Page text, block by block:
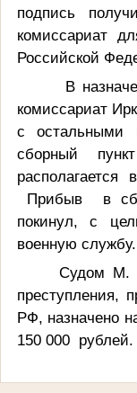
подпись
комиссариат
Российской
В
комиссариат
с остальными
сборный
Прибыв в
покинул, с
военную службу.
Судом М.
преступления,
РФ, назначено
150 000 рублей.